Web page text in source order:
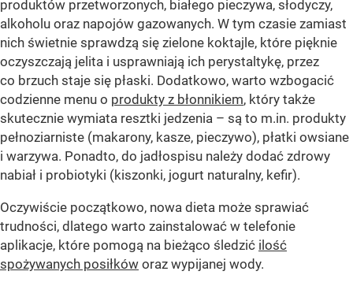
produktów przetworzonych, białego pieczywa, słodyczy,
alkoholu oraz napojów gazowanych. W tym czasie zamiast
nich świetnie sprawdzą się zielone koktajle, które pięknie
oczyszczają jelita i usprawniają ich perystaltykę, przez
co brzuch staje się płaski. Dodatkowo, warto wzbogacić
codzienne menu o produkty z błonnikiem, który także
skutecznie wymiata resztki jedzenia – są to m.in. produkty
pełnoziarniste (makarony, kasze, pieczywo), płatki owsiane
i warzywa. Ponadto, do jadłospisu należy dodać zdrowy
nabiał i probiotyki (kiszonki, jogurt naturalny, kefir).
Oczywiście początkowo, nowa dieta może sprawiać
trudności, dlatego warto zainstalować w telefonie
aplikacje, które pomogą na bieżąco śledzić ilość
spożywanych posiłków oraz wypijanej wody.